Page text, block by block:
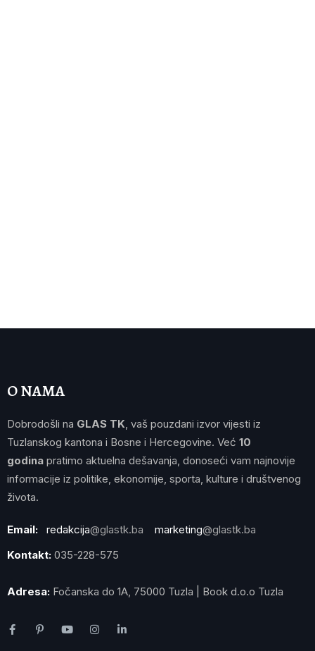
O NAMA
Dobrodošli na GLAS TK , vaš pouzdani izvor vijesti iz
Tuzlanskog kantona i Bosne i Hercegovine. Već 10
godina pratimo aktuelna dešavanja, donoseći vam najnovije
informacije iz politike, ekonomije, sporta, kulture i društvenog
života.
Email: redakcija@glastk.ba marketing@glastk.ba
Kontakt: 035-228-575
Adresa: Fočanska do 1A, 75000 Tuzla | Book d.o.o Tuzla